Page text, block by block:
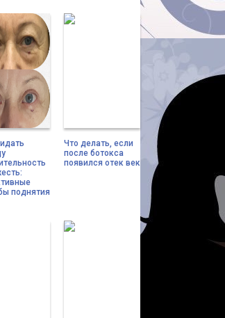
поднятия
Что делать, если
после ботокса
появился отек век